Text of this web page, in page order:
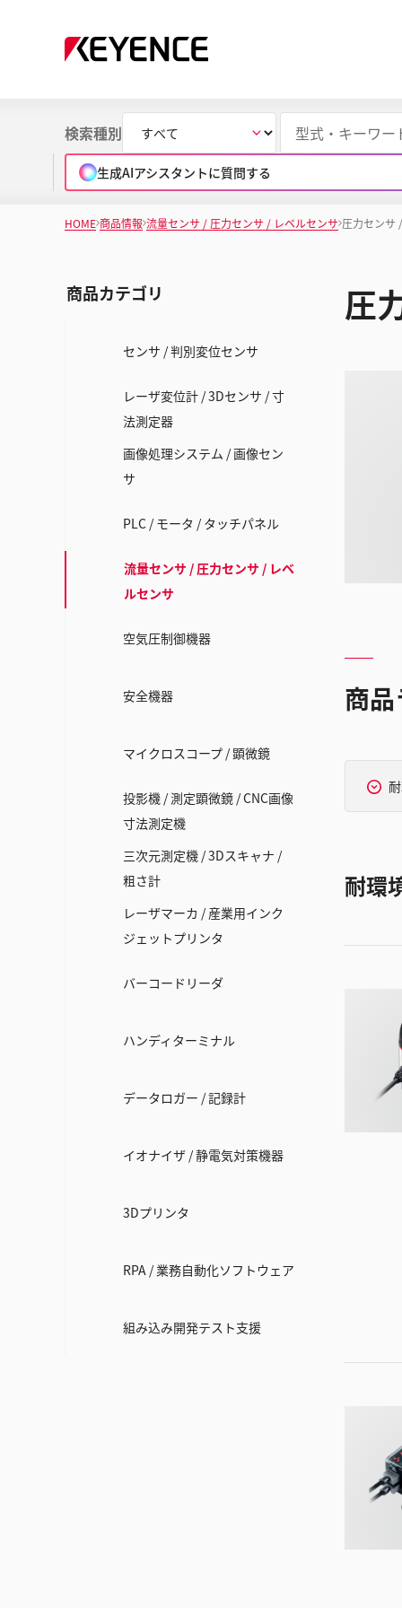
検索種別
生成AIアシスタントに質問する
HOME 商品情報 流量センサ / 圧力センサ / レベルセンサ 圧力センサ
商品カテゴリ
センサ / 判別変位センサ
レーザ変位計 / 3Dセンサ / 寸
法測定器
画像処理システム / 画像セン
サ
PLC / モータ / タッチパネル
流量センサ / 圧力センサ / レベ
ルセンサ
空気圧制御機器
安全機器
マイクロスコープ / 顕微鏡
投影機 / 測定顕微鏡 / CNC画像
寸法測定機
三次元測定機 / 3Dスキャナ /
粗さ計
レーザマーカ / 産業用インク
ジェットプリンタ
バーコードリーダ
ハンディターミナル
データロガー / 記録計
イオナイザ / 静電気対策機器
3Dプリンタ
RPA / 業務自動化ソフトウェア
組み込み開発テスト支援
圧
商
耐環